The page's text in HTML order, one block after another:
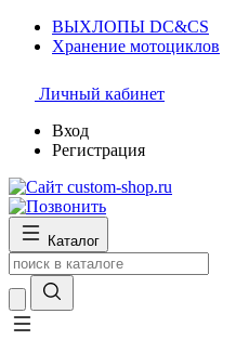
ВЫХЛОПЫ DC&CS
Хранение мотоциклов
Личный кабинет
Вход
Регистрация
Каталог